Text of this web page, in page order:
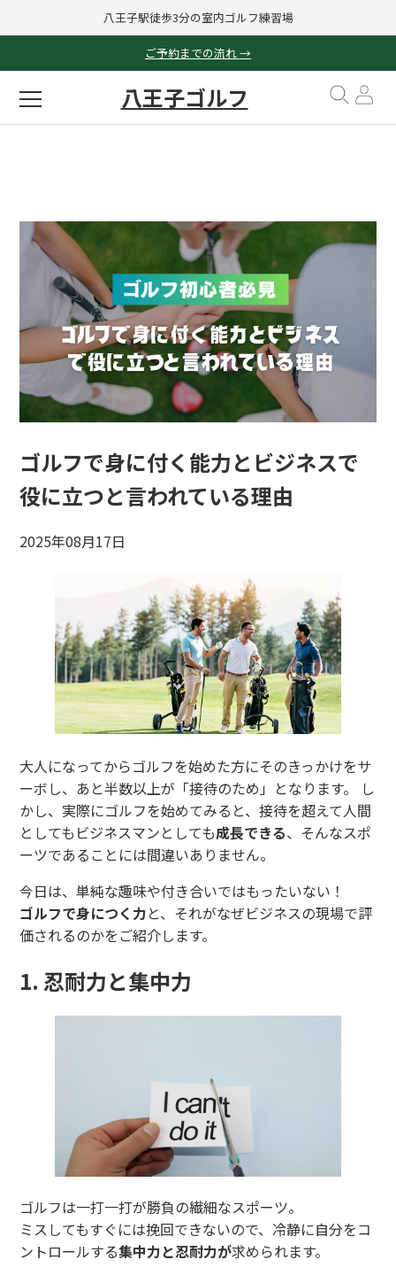
八王子駅徒歩3分の室内ゴルフ練習場
ご予約までの流れ →
八王子ゴルフ
ゴルフで身に付く能力とビジネスで
役に立つと言われている理由
2025年08月17日
大人になってからゴルフを始めた方にそのきっかけをサ
ーボし、あと半数以上が「接待のため」となります。 し
かし、実際にゴルフを始めてみると、接待を超えて人間
としてもビジネスマンとしても成長できる、そんなスポ
ーツであることには間違いありません。
今日は、単純な趣味や付き合いではもったいない！
ゴルフで身につく力と、それがなぜビジネスの現場で評
価されるのかをご紹介します。
1. 忍耐力と集中力
ゴルフは一打一打が勝負の繊細なスポーツ。
ミスしてもすぐには挽回できないので、冷静に自分をコ
ントロールする集中力と忍耐力が求められます。